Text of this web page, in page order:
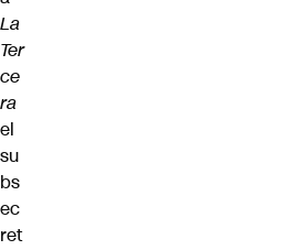
La
Ter
ce
ra
el
su
bs
ec
ret